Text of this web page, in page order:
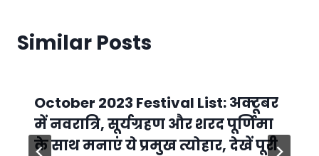
Similar Posts
October 2023 Festival List: अक्टूबर
में नवरात्रि, सूर्यग्रहण और शरद पूर्णिमा
के साथ मनाएं ये प्रमुख त्योहार, देखें पूरी